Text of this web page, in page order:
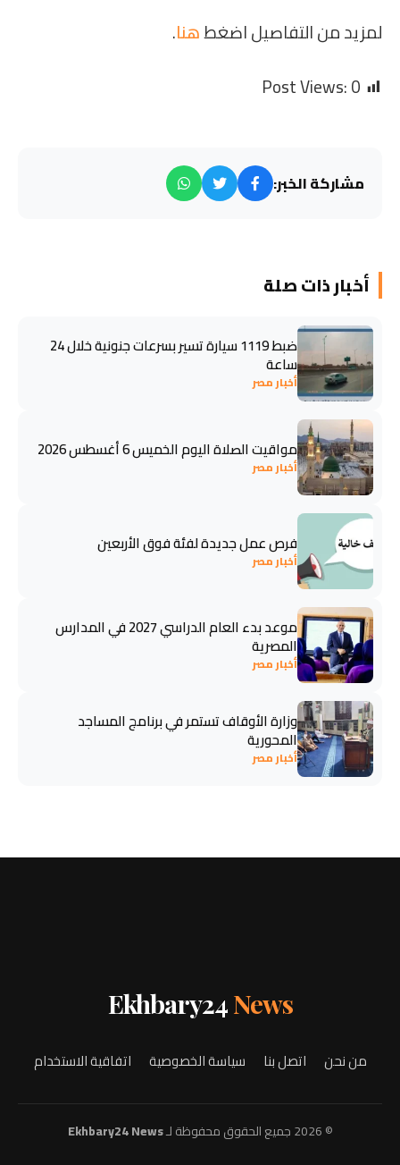
لمزيد من التفاصيل اضغطهنا.
Post Views:0
مشاركة الخبر:
أخبار ذات صلة
ضبط 1119 سيارة تسير بسرعات جنونية خلال 24
ساعة
أخبار مصر
مواقيت الصلاة اليوم الخميس 6 أغسطس 2026
أخبار مصر
فرص عمل جديدة لفئة فوق الأربعين
أخبار مصر
موعد بدء العام الدراسي 2027 في المدارس
المصرية
أخبار مصر
وزارة الأوقاف تستمر في برنامج المساجد
المحورية
أخبار مصر
Ekhbary24News
من نحن اتصل بنا سياسة الخصوصية اتفاقية الاستخدام
© 2026 جميع الحقوق محفوظة لـ Ekhbary24 News